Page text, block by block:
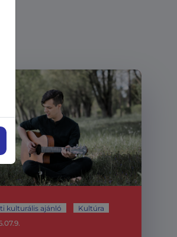
kulturális ajánló Kultúra